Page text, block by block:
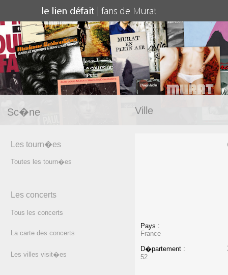
Sc�ne Ville
Les tourn�es
Toutes les tourn�es
Les concerts
Tous les concerts
La carte des concerts
Les villes visit�es
Pays :
France
D�partement :
52